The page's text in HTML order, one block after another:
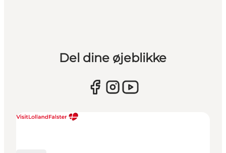
Del dine øjeblikke